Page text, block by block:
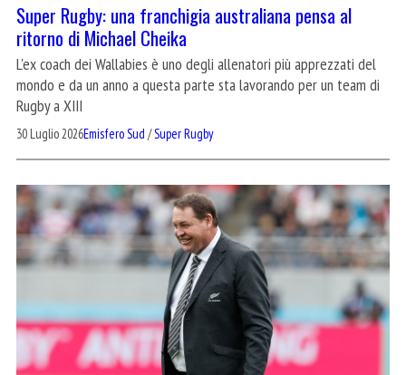
Super Rugby: una franchigia australiana pensa al
ritorno di Michael Cheika
L'ex coach dei Wallabies è uno degli allenatori più apprezzati del
mondo e da un anno a questa parte sta lavorando per un team di
Rugby a XIII
30 Luglio 2026Emisfero Sud /Super Rugby